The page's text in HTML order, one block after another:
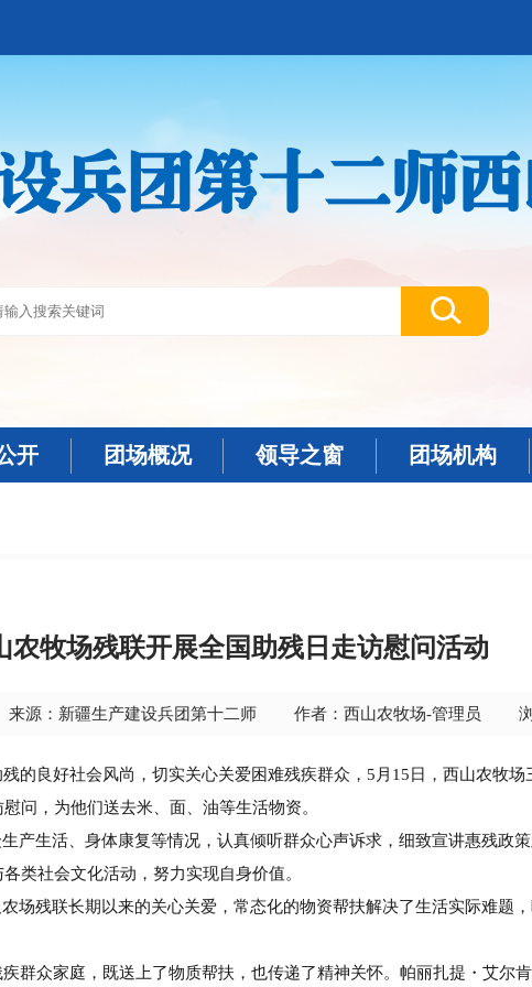
兵团第十二师
开 团场概况 领导之窗 团场机构
农牧场残联开展全国助残日走访慰问活动
来源：新疆生产建设兵团第十二师 作者：西山农牧场-管理员
良好社会风尚，切实关心关爱困难残疾群众，5月15日， 西山农牧场
问，为他们送去米、面、油等生活物资。
生产生活、身体康复等情况，认真倾听群众心声诉求，细致宣讲惠残政
类社会文化活动，努力实现自身价值。
残联长期以来的关心关爱，常态化的物资帮扶解决了生活实际难题
众家庭，既送上了物质帮扶，也传递了精神关怀。帕丽扎提・艾尔